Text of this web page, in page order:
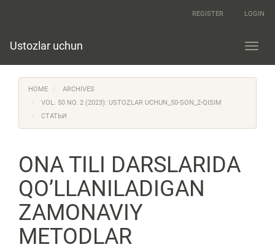
page
Main
Navigation
Main
Content
Sidebar
REGISTER LOGIN
Ustozlar uchun
HOME
ARCHIVES
VOL. 50 NO. 2 (2023): USTOZLAR UCHUN_50-SON_2-QISIM
СТАТЬИ
ONA TILI DARSLARIDA
QO’LLANILADIGAN
ZAMONAVIY
METODLAR